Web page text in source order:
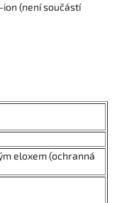
(není součástí
eloxem (ochranná